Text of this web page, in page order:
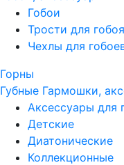
Гобои
Трости для гобоя
Чехлы для
Горны
Губные Гармошки,
Аксессуары для
Детские
Диатонические
Коллекционные